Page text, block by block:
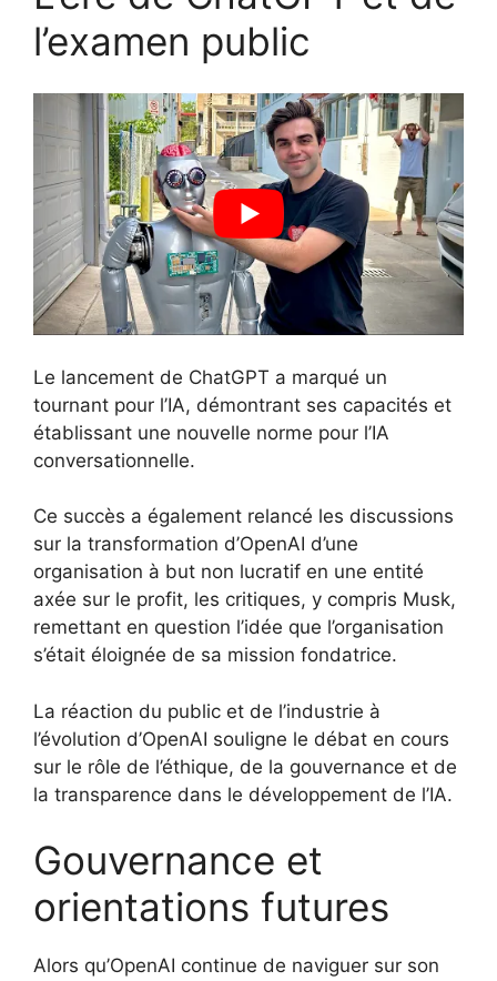
l’examen public
Le lancement de ChatGPT a marqué un
tournant pour l’IA, démontrant ses capacités et
établissant une nouvelle norme pour l’IA
conversationnelle.
Ce succès a également relancé les discussions
sur la transformation d’OpenAI d’une
organisation à but non lucratif en une entité
axée sur le profit, les critiques, y compris Musk,
remettant en question l’idée que l’organisation
s’était éloignée de sa mission fondatrice.
La réaction du public et de l’industrie à
l’évolution d’OpenAI souligne le débat en cours
sur le rôle de l’éthique, de la gouvernance et de
la transparence dans le développement de l’IA.
Gouvernance et
orientations futures
Alors qu’OpenAI continue de naviguer sur son